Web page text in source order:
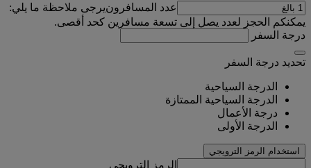
عدد المسافرونيرجى ملاحظة ما يلي:
يمكنكم الحجز لعدد يصل إلى تسعة مسافرين كحد أقصى.
درجة السفر
تحديد درجة السفر
الدرجة السياحية
الدرجة السياحية الممتازة
درجة الأعمال
الدرجة الأولى
استخدام الرمز الترويجي
الرمز الترويجي